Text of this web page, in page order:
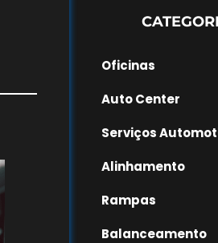
Oficinas
Auto Center
Serviços
Alinhamento
Rampas
Balanceamento